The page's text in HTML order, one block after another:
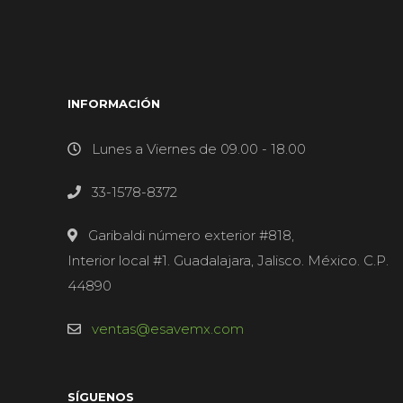
INFORMACIÓN
Lunes a Viernes de 09.00 - 18.00
33-1578-8372
Garibaldi número exterior #818,
Interior local #1. Guadalajara, Jalisco. México. C.P.
44890
ventas@esavemx.com
SÍGUENOS